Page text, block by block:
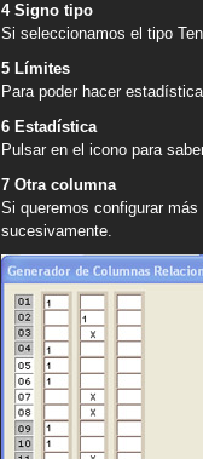
4 Signo tipo
Si seleccionamos el tipo
5 Límites
Para poder hacer
6 Estadística
Pulsar en el icono para
7 Otra columna
Si queremos configurar
sucesivamente.